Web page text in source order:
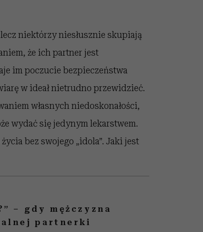
niektórzy niesłusznie skupiają
że ich partner jest
im poczucie bezpieczeństwa
w ideał nietrudno przewidzieć.
własnych niedoskonałości,
wydać się jedynym lekarstwem.
bez swojego „idola”. Jaki jest
– gdy mężczyzna
partnerki